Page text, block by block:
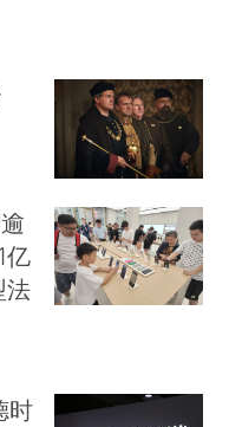
亿
法
时